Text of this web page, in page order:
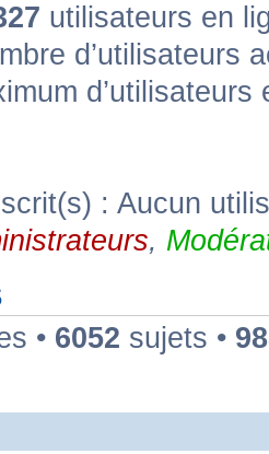
utilisateurs en
d’utilisateurs
: Aucun
,
• 6052 sujets •